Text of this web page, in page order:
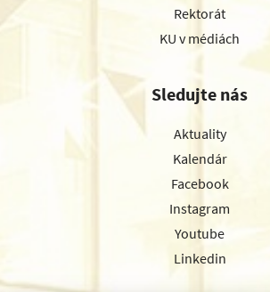
Rektorát
KU v médiách
Sledujte nás
Aktuality
Kalendár
Facebook
Instagram
Youtube
Linkedin